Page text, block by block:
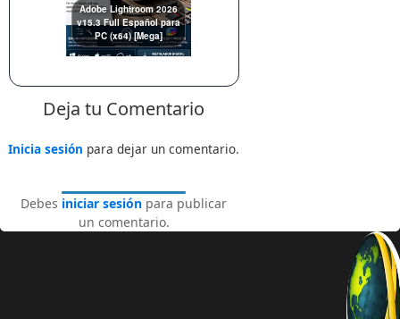
Adobe Lightroom 2026
v15.3 Full Español para
PC (x64) [Mega]
Deja tu Comentario
Inicia sesión para dejar un comentario.
Debes iniciar sesión para publicar
un comentario.